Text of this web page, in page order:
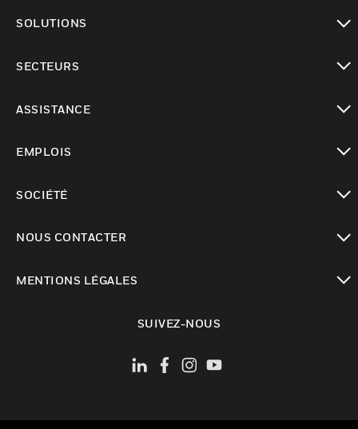
SOLUTIONS
SECTEURS
ASSISTANCE
EMPLOIS
SOCIÉTÉ
NOUS CONTACTER
MENTIONS LÉGALES
SUIVEZ-NOUS